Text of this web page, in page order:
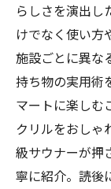
らしさを演出し
けでなく使い方
施設ごとに異な
持ち物の実用術
マートに楽しむ
クリルをおしゃ
級サウナーが押
寧に紹介。読後